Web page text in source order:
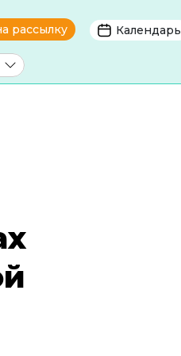
рассылку Календарь